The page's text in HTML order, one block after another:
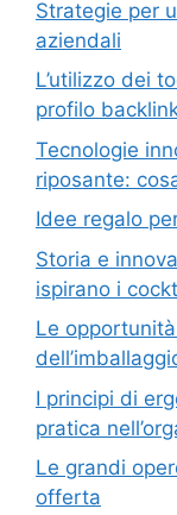
Strategie per
aziendali
L’utilizzo dei
profilo
Tecnologie
riposante:
Idee regalo
Storia e
ispirano i
Le
I principi di
pratica
Le grandi
offerta